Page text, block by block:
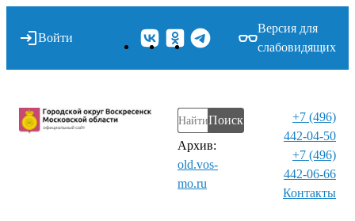
Войти
Версия для
слабовидящих
Поиск
Архив:
old.vos-
mo.ru
+7 (496)
442-04-50
+7 (496)
442-06-66
Контакты⁠